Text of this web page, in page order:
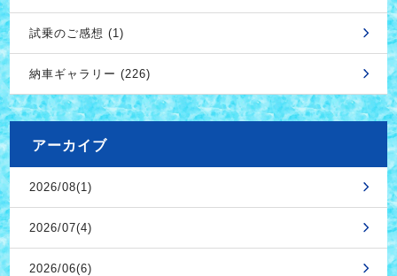
試乗のご感想 (1)
納車ギャラリー (226)
アーカイブ
2026/08(1)
2026/07(4)
2026/06(6)